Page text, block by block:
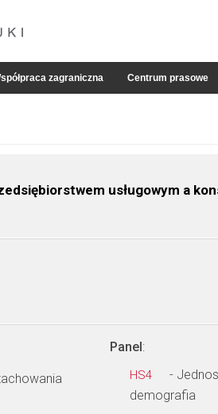
zagraniczna Centrum prasowe
usługowym a
Panel:
HS4
-
demografia